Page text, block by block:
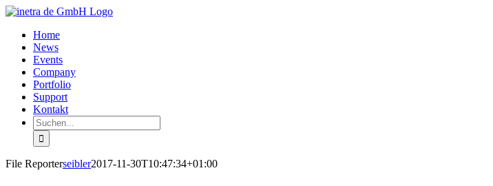
Zum
springenHome
News
Events
Company
Portfolio
Support
Kontakt
Suche
nach:
File Reporterseibler2017-11-30T10:47:34+01:00